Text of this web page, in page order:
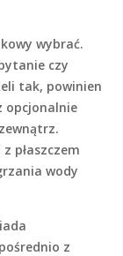
wybrać.
czy
tak, powinien
opcjonalnie
płaszczem
wody
z